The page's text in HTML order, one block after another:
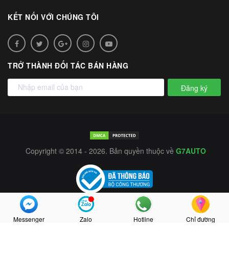
KẾT NỐI VỚI CHÚNG TÔI
TRỞ THÀNH ĐỐI TÁC BÁN HÀNG
Đăng ký
Copyright © 2014 - 2026. Bản quyền thuộc về G7AUTO
Messenger Zalo Hotline Chỉ đường